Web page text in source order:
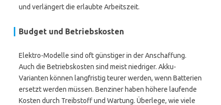
und verlängert die erlaubte Arbeitszeit.
Budget und Betriebskosten
Elektro-Modelle sind oft günstiger in der Anschaffung.
Auch die Betriebskosten sind meist niedriger. Akku-
Varianten können langfristig teurer werden, wenn Batterien
ersetzt werden müssen. Benziner haben höhere laufende
Kosten durch Treibstoff und Wartung. Überlege, wie viele